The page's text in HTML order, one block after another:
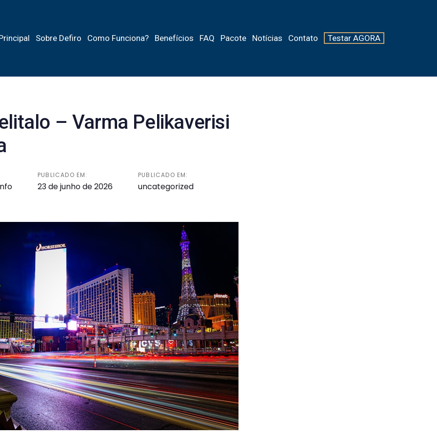
Sobre Defiro Como Funciona? Benefícios FAQ Pacote Notícias Contato Testar AGORA
– Varma Pelikaverisi
PUBLICADO EM:
23 de junho de 2026
PUBLICADO EM:
uncategorized